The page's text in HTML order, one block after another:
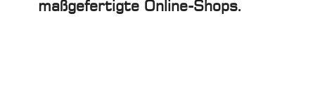
maßgefertigte Online-Shops.